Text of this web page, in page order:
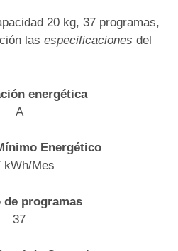
20 kg, 37 programas,
lasespecificaciones del
energética
A
Energético
kWh/Mes
de programas
37